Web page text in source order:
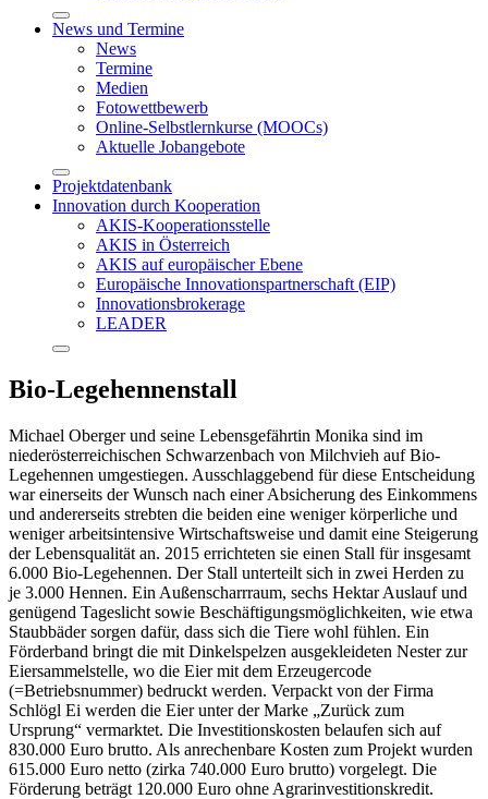
News und Termine
News
Termine
Medien
Fotowettbewerb
Online-Selbstlernkurse (MOOCs)
Aktuelle Jobangebote
Projektdatenbank
Innovation durch Kooperation
AKIS-Kooperationsstelle
AKIS in Österreich
AKIS auf europäischer Ebene
Europäische Innovationspartnerschaft (EIP)
Innovationsbrokerage
LEADER
Bio-Legehennenstall
Michael Oberger und seine Lebensgefährtin Monika sind im
niederösterreichischen Schwarzenbach von Milchvieh auf Bio-
Legehennen umgestiegen. Ausschlaggebend für diese Entscheidung
war einerseits der Wunsch nach einer Absicherung des Einkommens
und andererseits strebten die beiden eine weniger körperliche und
weniger arbeitsintensive Wirtschaftsweise und damit eine Steigerung
der Lebensqualität an. 2015 errichteten sie einen Stall für insgesamt
6.000 Bio-Legehennen. Der Stall unterteilt sich in zwei Herden zu
je 3.000 Hennen. Ein Außenscharrraum, sechs Hektar Auslauf und
genügend Tageslicht sowie Beschäftigungsmöglichkeiten, wie etwa
Staubbäder sorgen dafür, dass sich die Tiere wohl fühlen. Ein
Förderband bringt die mit Dinkelspelzen ausgekleideten Nester zur
Eiersammelstelle, wo die Eier mit dem Erzeugercode
(=Betriebsnummer) bedruckt werden. Verpackt von der Firma
Schlögl Ei werden die Eier unter der Marke „Zurück zum
Ursprung“ vermarktet. Die Investitionskosten belaufen sich auf
830.000 Euro brutto. Als anrechenbare Kosten zum Projekt wurden
615.000 Euro netto (zirka 740.000 Euro brutto) vorgelegt. Die
Förderung beträgt 120.000 Euro ohne Agrarinvestitionskredit.